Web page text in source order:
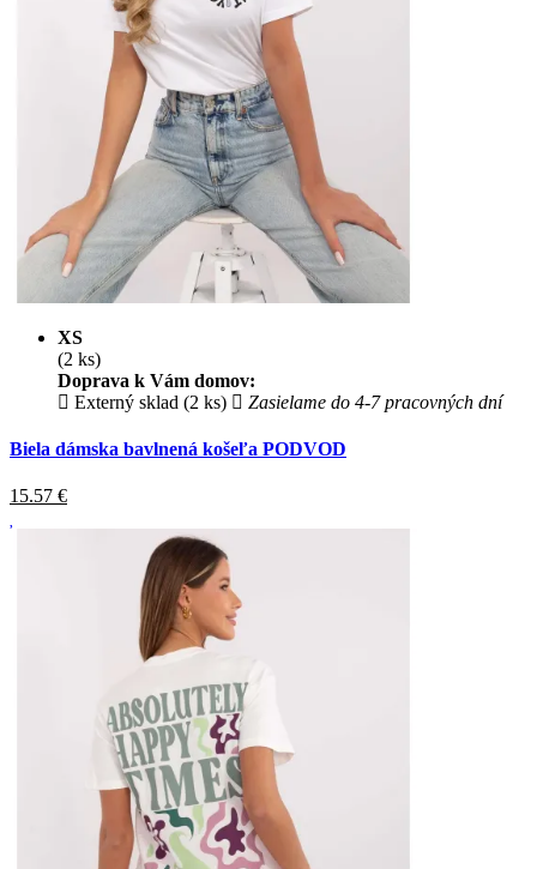
XS
(2 ks)
Doprava k Vám domov:
Externý sklad (2 ks)
Zasielame do 4-7 pracovných dní
Biela dámska bavlnená košeľa PODVOD
15.57 €